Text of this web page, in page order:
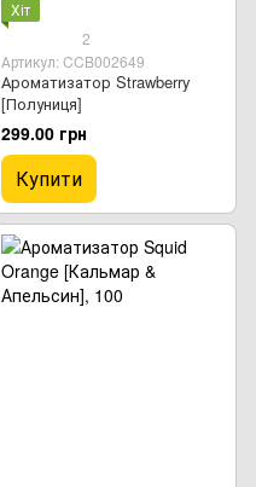
Хіт
2
Артикул: CCB002649
Ароматизатор Strawberry
[Полуниця]
299.00 грн
Купити